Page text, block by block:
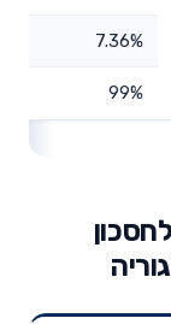
7.36%
99%